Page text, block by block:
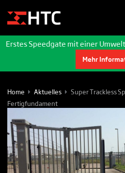
Erstes Speedgate mit einer
Mehr
Home Aktuelles
Super Trackless
Fertigfundament